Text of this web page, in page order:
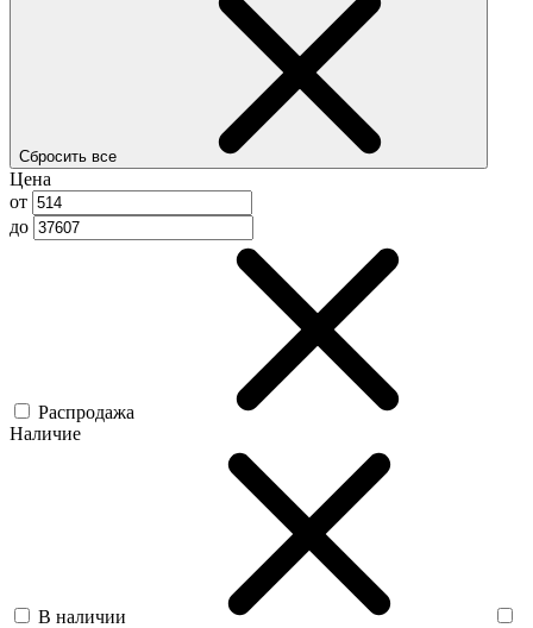
Сбросить все
Цена
от
до
Распродажа
Наличие
В наличии